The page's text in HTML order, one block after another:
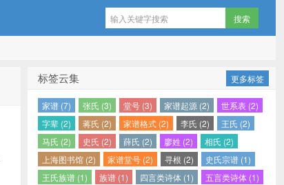
更多标签
标签云集
家谱 (7) 张氏 (3) 堂号 (3) 家谱起源 (2)
世系表 (2)
字辈 (2)
蒋氏 (2) 家谱格式 (2) 李氏 (2)
王氏 (2)
马氏 (2)
史氏 (2) 薛氏 (2) 廖姓 (2)
相氏 (2)
上海图书馆 (2)
家谱堂号 (2) 寻根 (2)
史氏宗谱 (1)
王氏族谱 (1)
族谱 (1) 四言类诗体 (1)
五言类诗体 (1)